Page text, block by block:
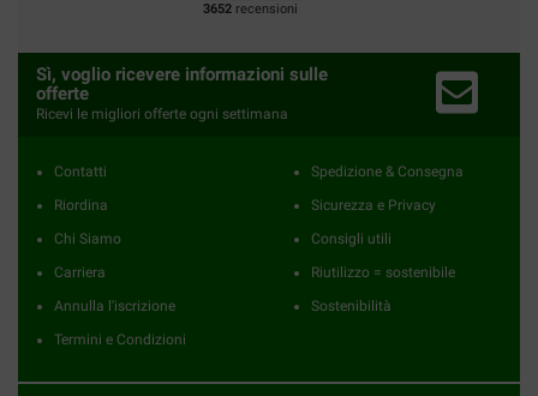
3652 recensioni
Sì, voglio ricevere informazioni sulle
offerte
Ricevi le migliori offerte ogni settimana
Contatti
Riordina
Chi Siamo
Carriera
Annulla l'iscrizione
Termini e Condizioni
Spedizione & Consegna
Sicurezza e Privacy
Consigli utili
Riutilizzo = sostenibile
Sostenibilità